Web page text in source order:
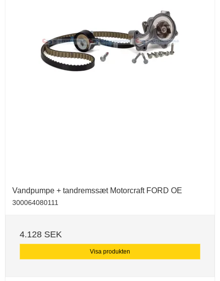
Vandpumpe + tandremssæt Motorcraft FORD OE
300064080111
4.128 SEK
Visa produkten